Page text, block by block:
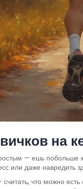
на
— ешь побольше
или даже навредить
что можно